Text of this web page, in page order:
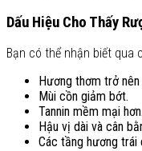
Dấu Hiệu Cho Thấy
Bạn có thể nhận biết qua
Hương thơm trở
Mùi cồn giảm bớt.
Tannin mềm mại hơn.
Hậu vị dài và cân
Các tầng hương trái